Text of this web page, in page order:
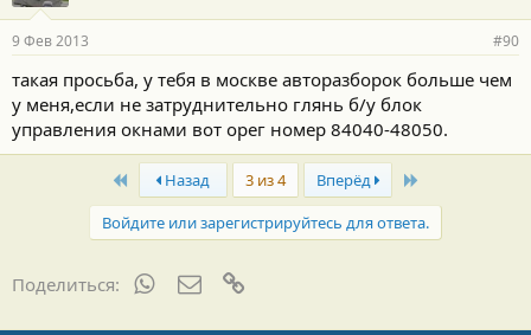
а
н
с
т
и
9 Фев 2013 #90
такая просьба, у тебя в москве авторазборок больше чем
у меня,если не затруднительно глянь б/у блок
управления окнами вот орег номер 84040-48050.
First Назад 3 из 4 Вперёд
Войдите или зарегистрируйтесь для ответа.
Поделиться: WhatsAppЭлектронная почта